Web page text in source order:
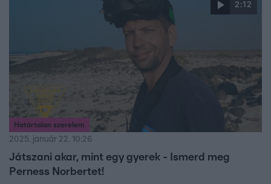
2:12
Határtalan szerelem
2025. január 22. 10:26
Játszani akar, mint egy gyerek - Ismerd meg
Perness Norbertet!